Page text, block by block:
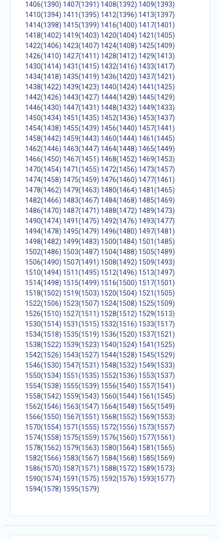
1406(1390) 1407(1391) 1408(1392) 1409(1393)
1410(1394) 1411(1395) 1412(1396) 1413(1397)
1414(1398) 1415(1399) 1416(1400) 1417(1401)
1418(1402) 1419(1403) 1420(1404) 1421(1405)
1422(1406) 1423(1407) 1424(1408) 1425(1409)
1426(1410) 1427(1411) 1428(1412) 1429(1413)
1430(1414) 1431(1415) 1432(1416) 1433(1417)
1434(1418) 1435(1419) 1436(1420) 1437(1421)
1438(1422) 1439(1423) 1440(1424) 1441(1425)
1442(1426) 1443(1427) 1444(1428) 1445(1429)
1446(1430) 1447(1431) 1448(1432) 1449(1433)
1450(1434) 1451(1435) 1452(1436) 1453(1437)
1454(1438) 1455(1439) 1456(1440) 1457(1441)
1458(1442) 1459(1443) 1460(1444) 1461(1445)
1462(1446) 1463(1447) 1464(1448) 1465(1449)
1466(1450) 1467(1451) 1468(1452) 1469(1453)
1470(1454) 1471(1455) 1472(1456) 1473(1457)
1474(1458) 1475(1459) 1476(1460) 1477(1461)
1478(1462) 1479(1463) 1480(1464) 1481(1465)
1482(1466) 1483(1467) 1484(1468) 1485(1469)
1486(1470) 1487(1471) 1488(1472) 1489(1473)
1490(1474) 1491(1475) 1492(1476) 1493(1477)
1494(1478) 1495(1479) 1496(1480) 1497(1481)
1498(1482) 1499(1483) 1500(1484) 1501(1485)
1502(1486) 1503(1487) 1504(1488) 1505(1489)
1506(1490) 1507(1491) 1508(1492) 1509(1493)
1510(1494) 1511(1495) 1512(1496) 1513(1497)
1514(1498) 1515(1499) 1516(1500) 1517(1501)
1518(1502) 1519(1503) 1520(1504) 1521(1505)
1522(1506) 1523(1507) 1524(1508) 1525(1509)
1526(1510) 1527(1511) 1528(1512) 1529(1513)
1530(1514) 1531(1515) 1532(1516) 1533(1517)
1534(1518) 1535(1519) 1536(1520) 1537(1521)
1538(1522) 1539(1523) 1540(1524) 1541(1525)
1542(1526) 1543(1527) 1544(1528) 1545(1529)
1546(1530) 1547(1531) 1548(1532) 1549(1533)
1550(1534) 1551(1535) 1552(1536) 1553(1537)
1554(1538) 1555(1539) 1556(1540) 1557(1541)
1558(1542) 1559(1543) 1560(1544) 1561(1545)
1562(1546) 1563(1547) 1564(1548) 1565(1549)
1566(1550) 1567(1551) 1568(1552) 1569(1553)
1570(1554) 1571(1555) 1572(1556) 1573(1557)
1574(1558) 1575(1559) 1576(1560) 1577(1561)
1578(1562) 1579(1563) 1580(1564) 1581(1565)
1582(1566) 1583(1567) 1584(1568) 1585(1569)
1586(1570) 1587(1571) 1588(1572) 1589(1573)
1590(1574) 1591(1575) 1592(1576) 1593(1577)
1594(1578) 1595(1579)